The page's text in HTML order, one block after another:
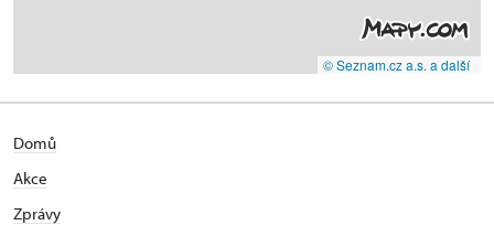
© Seznam.cz a.s. a další
Domů
Akce
Zprávy